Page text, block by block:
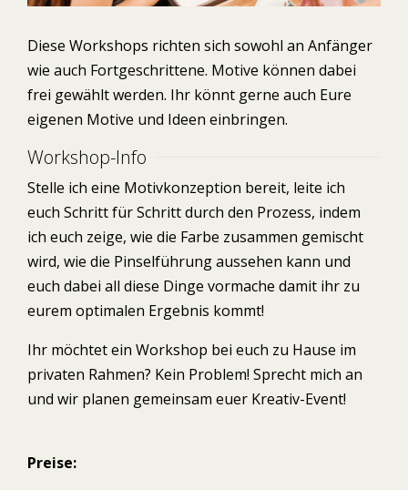
Diese Workshops richten sich sowohl an Anfänger
wie auch Fortgeschrittene. Motive können dabei
frei gewählt werden. Ihr könnt gerne auch Eure
eigenen Motive und Ideen einbringen.
Workshop-Info
Stelle ich eine Motivkonzeption bereit, leite ich
euch Schritt für Schritt durch den Prozess, indem
ich euch zeige, wie die Farbe zusammen gemischt
wird, wie die Pinselführung aussehen kann und
euch dabei all diese Dinge vormache damit ihr zu
eurem optimalen Ergebnis kommt!
Ihr möchtet ein Workshop bei euch zu Hause im
privaten Rahmen? Kein Problem! Sprecht mich an
und wir planen gemeinsam euer Kreativ-Event!
Preise: